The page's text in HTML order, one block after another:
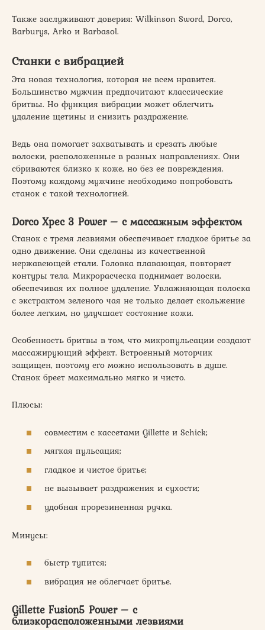
Также заслуживают доверия: Wilkinson Sword, Dorco,
Barburys, Arko и Barbasol.
Станки с вибрацией
Эта новая технология, которая не всем нравится.
Большинство мужчин предпочитают классические
бритвы. Но функция вибрации может облегчить
удаление щетины и снизить раздражение.
Ведь она помогает захватывать и срезать любые
волоски, расположенные в разных направлениях. Они
сбриваются близко к коже, но без ее повреждения.
Поэтому каждому мужчине необходимо попробовать
станок с такой технологией.
Dorco Xpec 3 Power – с массажным эффектом
Станок с тремя лезвиями обеспечивает гладкое бритье за
одно движение. Они сделаны из качественной
нержавеющей стали. Головка плавающая, повторяет
контуры тела. Микрорасческа поднимает волоски,
обеспечивая их полное удаление. Увлажняющая полоска
с экстрактом зеленого чая не только делает скольжение
более легким, но улучшает состояние кожи.
Особенность бритвы в том, что микропульсации создают
массажирующий эффект. Встроенный моторчик
защищен, поэтому его можно использовать в душе.
Станок бреет максимально мягко и чисто.
Плюсы:
совместим с кассетами Gillette и Schick;
мягкая пульсация;
гладкое и чистое бритье;
не вызывает раздражения и сухости;
удобная прорезиненная ручка.
Минусы:
быстр тупится;
вибрация не облегчает бритье.
Gillette Fusion5 Power – с
близкорасположенными лезвиями